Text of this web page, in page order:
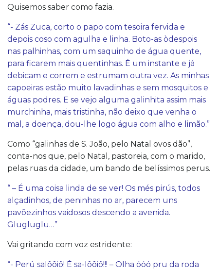
Quisemos saber como fazia.
“- Zás Zuca, corto o papo com tesoira fervida e
depois coso com agulha e linha. Boto-as òdespois
nas palhinhas, com um saquinho de água quente,
para ficarem mais quentinhas. É um instante e já
debicam e correm e estrumam outra vez. As minhas
capoeiras estão muito lavadinhas e sem mosquitos e
águas podres. E se vejo alguma galinhita assim mais
murchinha, mais tristinha, não deixo que venha o
mal, a doença, dou-lhe logo água com alho e limão.”
Como “galinhas de S. João, pelo Natal ovos dão”,
conta-nos que, pelo Natal, pastoreia, com o marido,
pelas ruas da cidade, um bando de belíssimos perus.
“ – É uma coisa linda de se ver! Os més pirús, todos
alçadinhos, de peninhas no ar, parecem uns
pavõezinhos vaidosos descendo a avenida.
Glugluglu…”
Vai gritando com voz estridente:
“- Perú salôôiô! É sa-lôôiô!!! – Olha óóó pru da roda